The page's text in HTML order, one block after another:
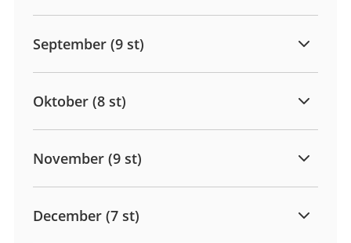
September (9 st)
Oktober (8 st)
November (9 st)
December (7 st)